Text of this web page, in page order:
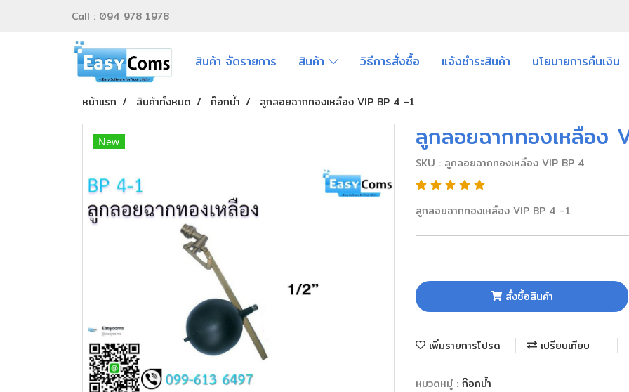
Call : 094 978 1978
สินค้า จัดรายการ สินค้า วิธีการสั่งซื้อ แจ้งชำระสินค้า นโยบายการคืนเงิน
หน้าแรก สินค้าทั้งหมด ก๊อกน้ำ ลูกลอยฉากทองเหลือง VIP BP 4 -1
New ลูกลอยฉากทองเหลือง
SKU : ลูกลอยฉากทองเหลือง VIP BP 4
ลูกลอยฉากทองเหลือง VIP BP 4 -1
สั่งซื้อสินค้า
เพิ่มรายการโปรด เปรียบเทียบ
หมวดหมู่ : ก๊อกน้ำ